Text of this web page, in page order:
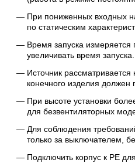
При пониженных входных
по статическим
Время запуска
увеличивать время запуска.
Источник
конечного изделия
При высоте установки
для безвентиляторных
Для соблюдения
только за выключателем,
Подключить корпус к PE